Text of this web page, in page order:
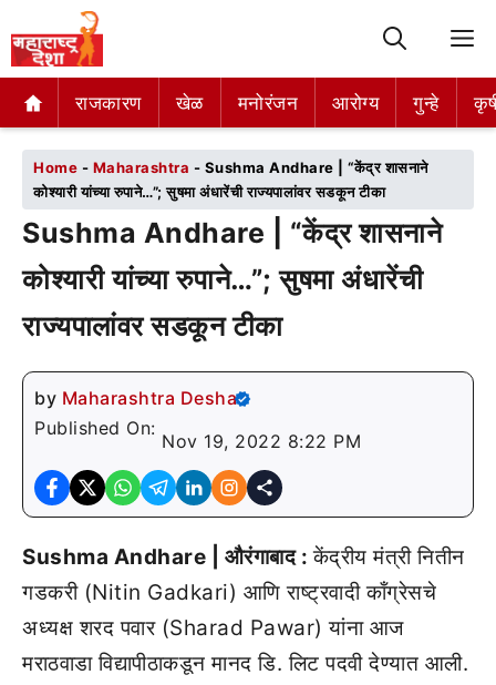
राजकारण खेळ मनोरंजन आरोग्य गुन्हे
राजकारण खेळ मनोरंजन आरोग्य गुन्हे
Home - Maharashtra - Sushma Andhare | “केंद्र शासनाने
कोश्यारी यांच्या रुपाने…”; सुषमा अंधारेंची राज्यपालांवर सडकून टीका
Sushma Andhare | “केंद्र शासनाने
कोश्यारी यांच्या रुपाने…”; सुषमा अंधारेंची
राज्यपालांवर सडकून टीका
by Maharashtra Desha
Published On:
Nov 19, 2022 8:22 PM
Sushma Andhare | औरंगाबाद :केंद्रीय मंत्री नितीन
गडकरी (Nitin Gadkari) आणि राष्ट्रवादी काँग्रेसचे
अध्यक्ष शरद पवार (Sharad Pawar) यांना आज
मराठवाडा विद्यापीठाकडून मानद डि. लिट पदवी देण्यात आली.